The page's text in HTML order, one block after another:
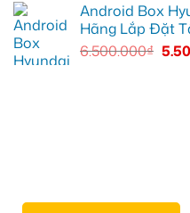
Android Box
Hãng Lắp Đặt
6.500.000₫